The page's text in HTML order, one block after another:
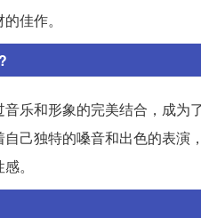
佳作。
乐和形象的完美结合，成为
己独特的嗓音和出色的表
。